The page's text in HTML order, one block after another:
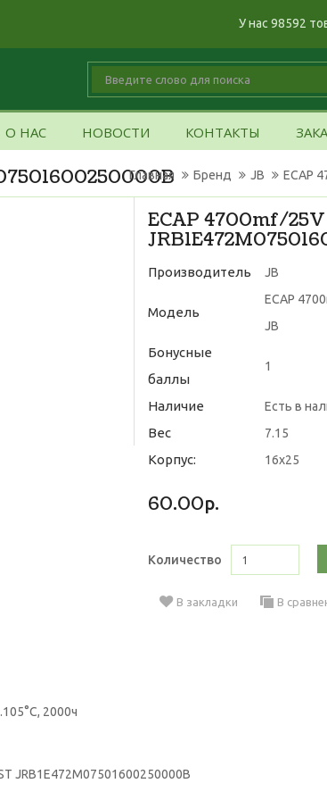
У нас 98592
О НАС НОВОСТИ КОНТАКТЫ
Главная Бренд JB ECAP
ECAP 4700mf/25V
Производитель JB
Модель
ECAP
JB
Бонусные
баллы
1
Наличие Есть в
Вес 7.15
Корпус: 16х25
60.00р.
Количество
В закладки В
2000ч
JRB1E472M07501600250000B